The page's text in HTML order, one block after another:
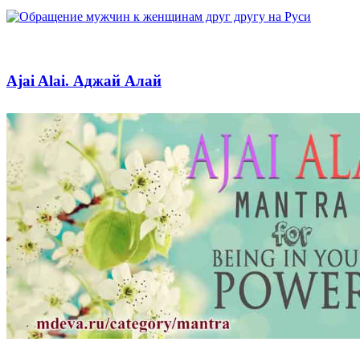
Ajai Alai. Аджай Алай